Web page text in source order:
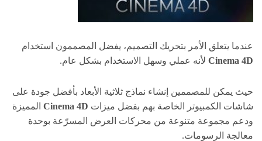
عندما يتعلق الأمر بتحريك التصميم، يفضل المصممون استخدام
Cinema 4D لأنه عملي وسهل الاستخدام بشكل عام.
حيث يمكن للمصممين إنشاء نماذج ثلاثية الأبعاد بأفضل جودة على
شاشات الكمبيوتر الخاصة بهم بفضل ميزات Cinema 4D المميزة
ودعم مجموعة متنوعة من محركات العرض المسرّعة بوحدة
معالجة الرسومات.